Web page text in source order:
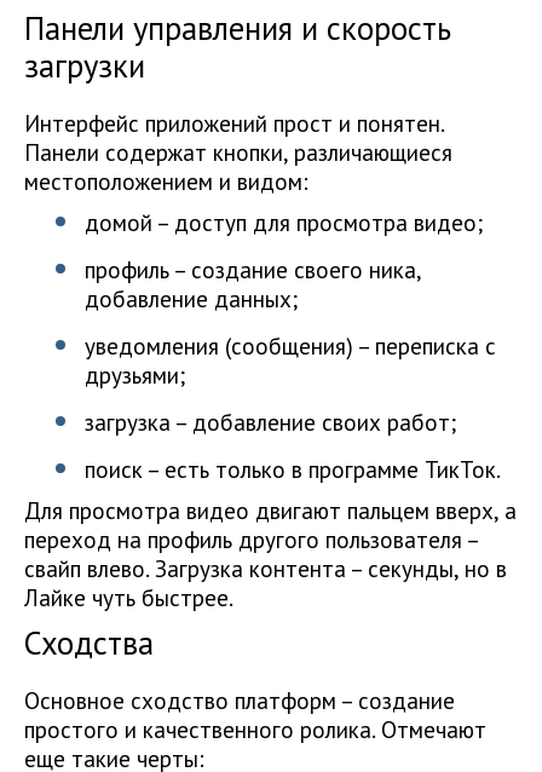
Панели управления и скорость
загрузки
Интерфейс приложений прост и понятен.
Панели содержат кнопки, различающиеся
местоположением и видом:
домой – доступ для просмотра видео;
профиль – создание своего ника,
добавление данных;
уведомления (сообщения) – переписка с
друзьями;
загрузка – добавление своих работ;
поиск – есть только в программе ТикТок.
Для просмотра видео двигают пальцем вверх, а
переход на профиль другого пользователя –
свайп влево. Загрузка контента – секунды, но в
Лайке чуть быстрее.
Сходства
Основное сходство платформ – создание
простого и качественного ролика. Отмечают
еще такие черты: